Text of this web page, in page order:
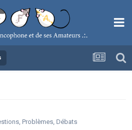
Problèmes, Débats